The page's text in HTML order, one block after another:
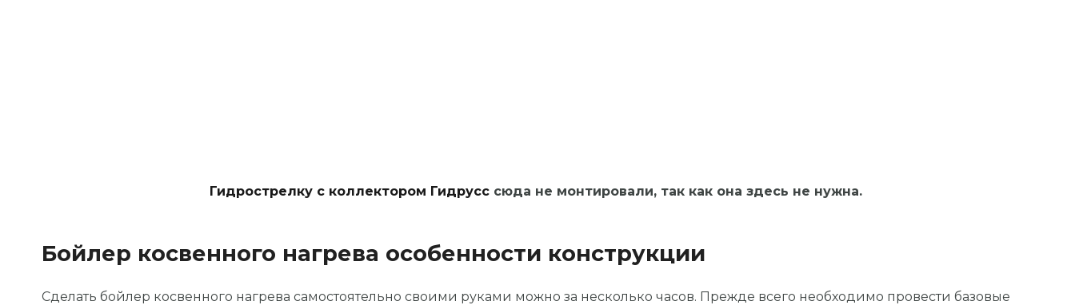
Гидрострелку с коллектором Гидрусссюда не монтировали, так как она здесь не нужна.
Бойлер косвенного нагрева особенности конструкции
Сделать бойлер косвенного нагрева самостоятельно своими руками можно за несколько часов. Прежде всего необходимо провести базовые